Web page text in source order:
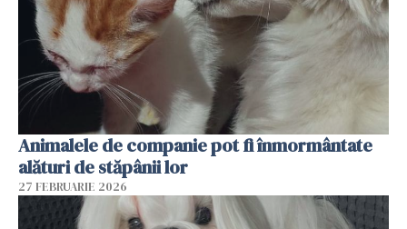
Animalele de companie pot fi înmormântate
alături de stăpânii lor
27 FEBRUARIE 2026